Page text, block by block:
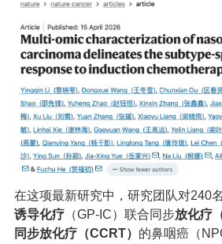
在这项最新研究中，研究团队对240
诱导化疗（GP-IC） 联合同步放化疗
同步放化疗（CCRT） 的鼻咽癌（